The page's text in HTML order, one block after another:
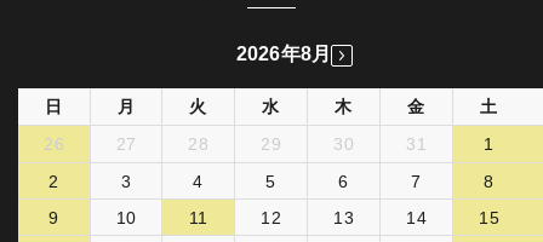
2026年8月
日 月 火 水 木 金
土
26
27 28 29 30 31
1
2
3 4 5 6 7
8
9
10 11 12 13 14
15